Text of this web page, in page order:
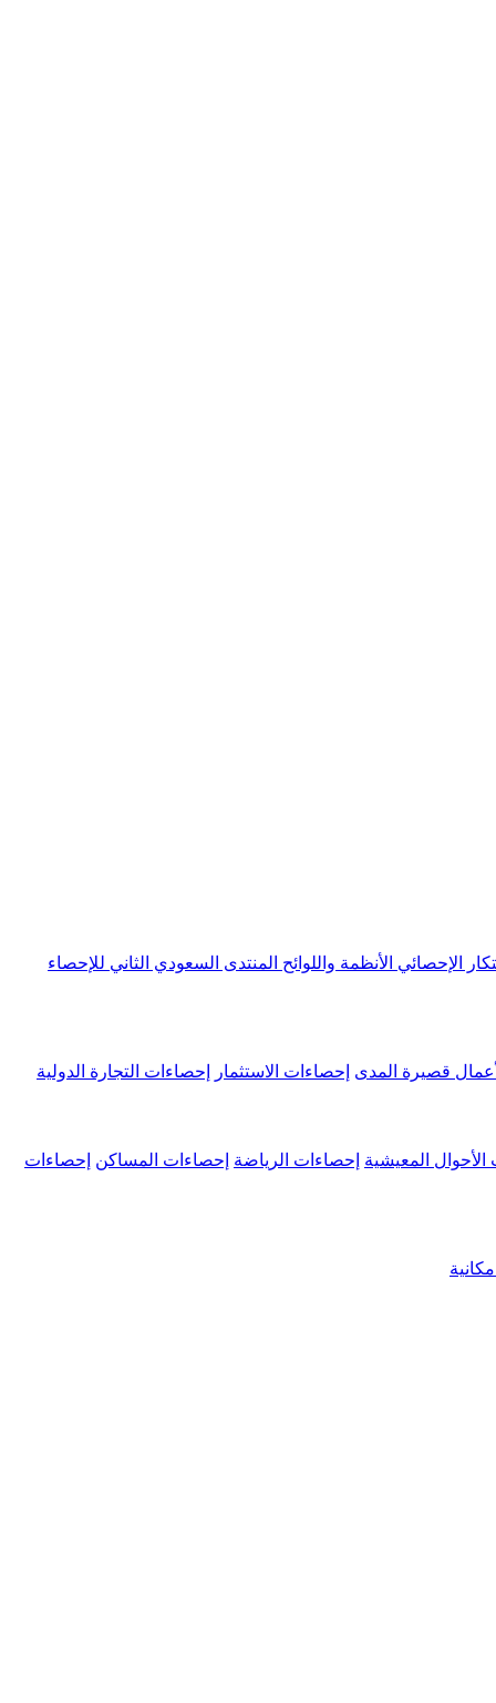
الإحصائي الأنظمة واللوائح المنتدى السعودي الثاني للإحصاء
قصيرة المدى إحصاءات الاستثمار إحصاءات التجارة الدولية
الأحوال المعيشية إحصاءات الرياضة إحصاءات المساكن إحصاءات